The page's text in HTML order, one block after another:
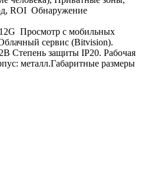
ROI Обнаружение
Просмотр с мобильных
сервис (Bitvision).
Степень защиты IP20. Рабочая
металл.Габаритные размеры